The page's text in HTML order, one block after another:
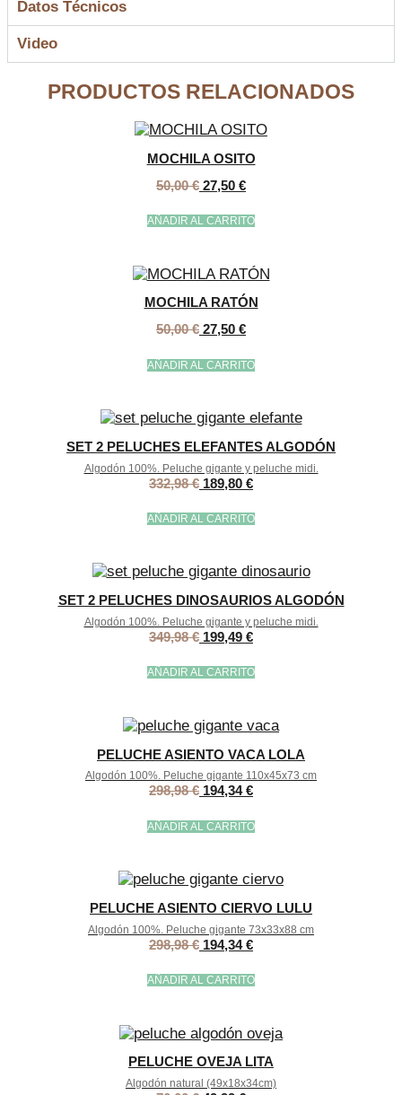
Datos Técnicos
Video
PRODUCTOS RELACIONADOS
MOCHILA OSITO
50,00€ 27,50 €
AÑADIR AL CARRITO
MOCHILA RATÓN
50,00€ 27,50 €
AÑADIR AL CARRITO
SET 2 PELUCHES ELEFANTES ALGODÓN
Algodón 100%. Peluche gigante y peluche midi.
332,98€ 189,80 €
AÑADIR AL CARRITO
SET 2 PELUCHES DINOSAURIOS ALGODÓN
Algodón 100%. Peluche gigante y peluche midi.
349,98€ 199,49 €
AÑADIR AL CARRITO
PELUCHE ASIENTO VACA LOLA
Algodón 100%. Peluche gigante 110x45x73 cm
298,98€ 194,34€
AÑADIR AL CARRITO
PELUCHE ASIENTO CIERVO LULU
Algodón 100%. Peluche gigante 73x33x88 cm
298,98€ 194,34€
AÑADIR AL CARRITO
PELUCHE OVEJA LITA
Algodón natural (49x18x34cm)